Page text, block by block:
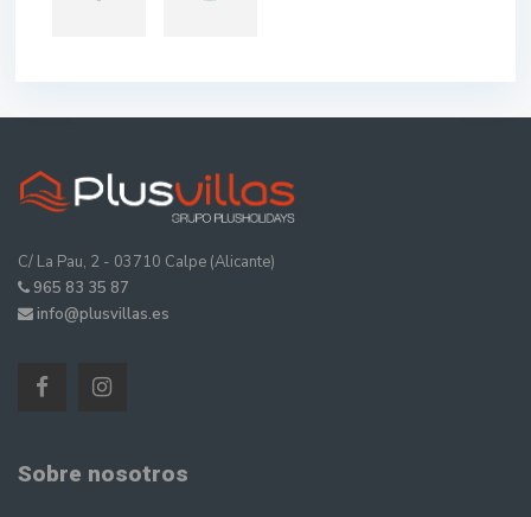
C/ La Pau, 2 - 03710 Calpe (Alicante)
965 83 35 87
info@plusvillas.es
Sobre nosotros